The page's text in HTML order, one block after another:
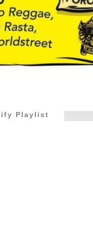
Playlist